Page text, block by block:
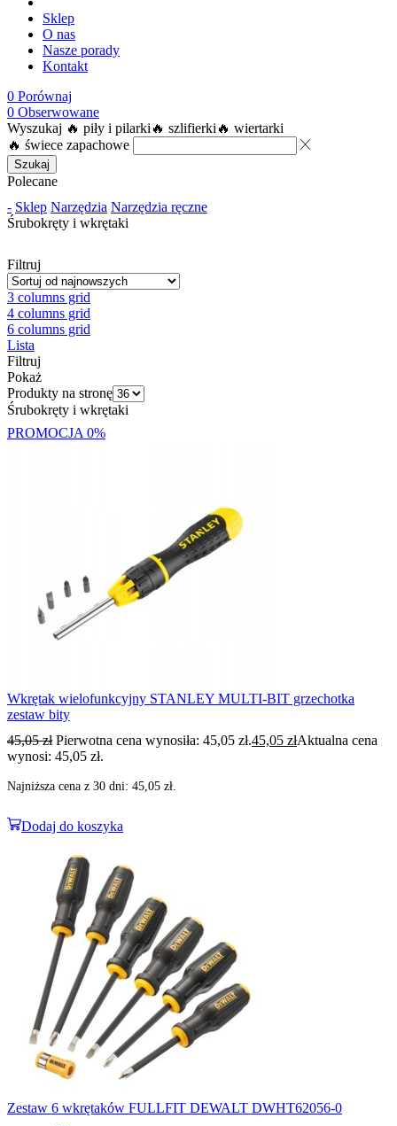
Sklep
O nas
Nasze porady
Kontakt
0 Porównaj
0 Obserwowane
Wyszukaj 🔥 piły i pilarki 🔥 szlifierki 🔥 wiertarki
🔥 świece zapachowe
Szukaj
Polecane
- Sklep Narzędzia Narzędzia ręczne
Śrubokręty i wkrętaki
Filtruj
3 columns grid
4 columns grid
6 columns grid
Lista
Filtruj
Pokaż
Produkty na stronę
Śrubokręty i wkrętaki
PROMOCJA 0%
Wkrętak wielofunkcyjny STANLEY MULTI-BIT grzechotka
zestaw bity
45,05zł Pierwotna cena wynosiła: 45,05 zł.45,05 złAktualna cena
wynosi: 45,05 zł.
Najniższa cena z 30 dni: 45,05 zł.
Dodaj do koszyka
Zestaw 6 wkrętaków FULLFIT DEWALT DWHT62056-0